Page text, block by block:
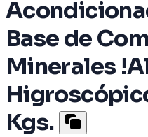
Base de
Minerales
Kgs.